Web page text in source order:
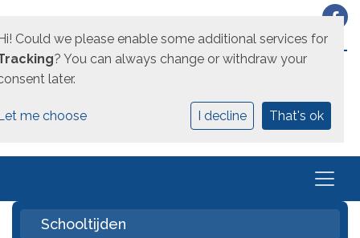
EEN UNICOZ SCHOOL
Schooltijden
Could we please enable some additional services for
? You can always change or withdraw your
later.
me choose I decline That's ok